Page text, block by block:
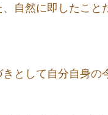
自然に即したこと
として自分自身の